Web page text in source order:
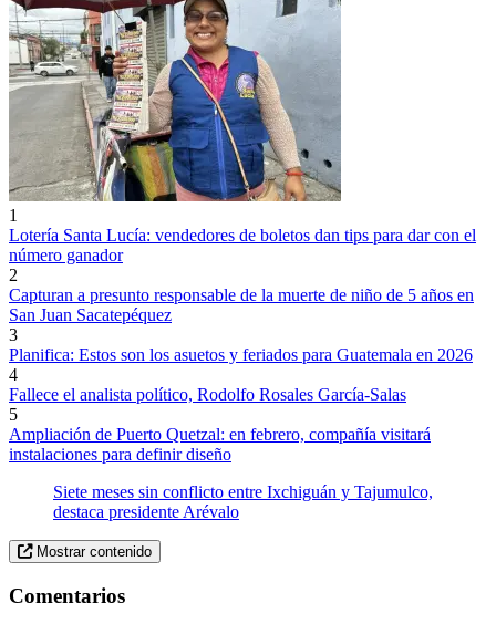
1
Lotería Santa Lucía: vendedores de boletos dan tips para dar con el
número ganador
2
Capturan a presunto responsable de la muerte de niño de 5 años en
San Juan Sacatepéquez
3
Planifica: Estos son los asuetos y feriados para Guatemala en 2026
4
Fallece el analista político, Rodolfo Rosales García-Salas
5
Ampliación de Puerto Quetzal: en febrero, compañía visitará
instalaciones para definir diseño
Siete meses sin conflicto entre Ixchiguán y Tajumulco,
destaca presidente Arévalo
Mostrar contenido
Comentarios